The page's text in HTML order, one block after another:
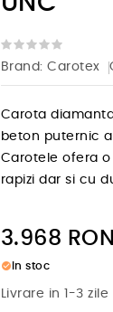
Brand: Carotex
Carota
beton puternic
Carotele ofera
rapizi dar si cu
3.968 RON
check_circle In stoc
Livrare in 1-3